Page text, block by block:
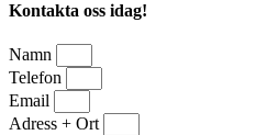
Kontakta oss idag!
Namn
Telefon
Email
Adress + Ort